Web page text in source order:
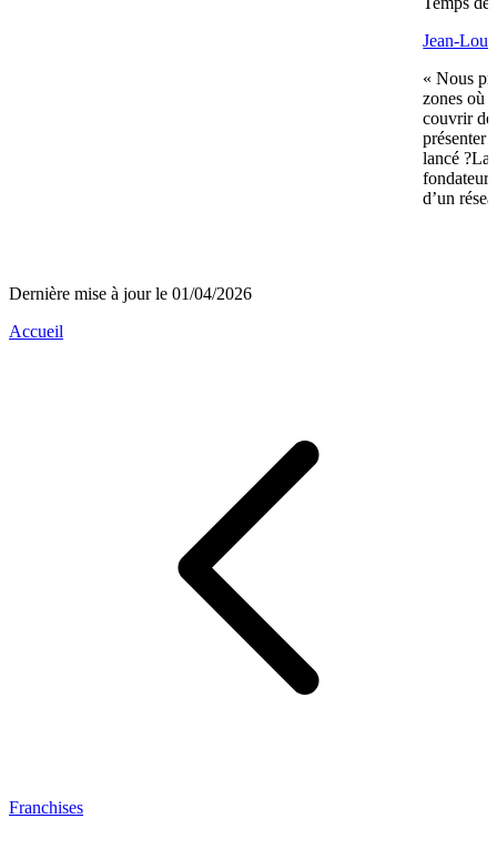
Jean-
« Nous
zones où
couvrir de
présenter
lancé ?La
d’un
Dernière mise à jour le 01/04/2026
Accueil
Franchises